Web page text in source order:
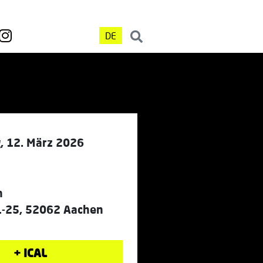
DE
12. März 2026
25, 52062 Aachen
+ ICAL